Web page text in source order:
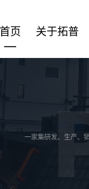
首页 关于拓普
一家集研发、生产、